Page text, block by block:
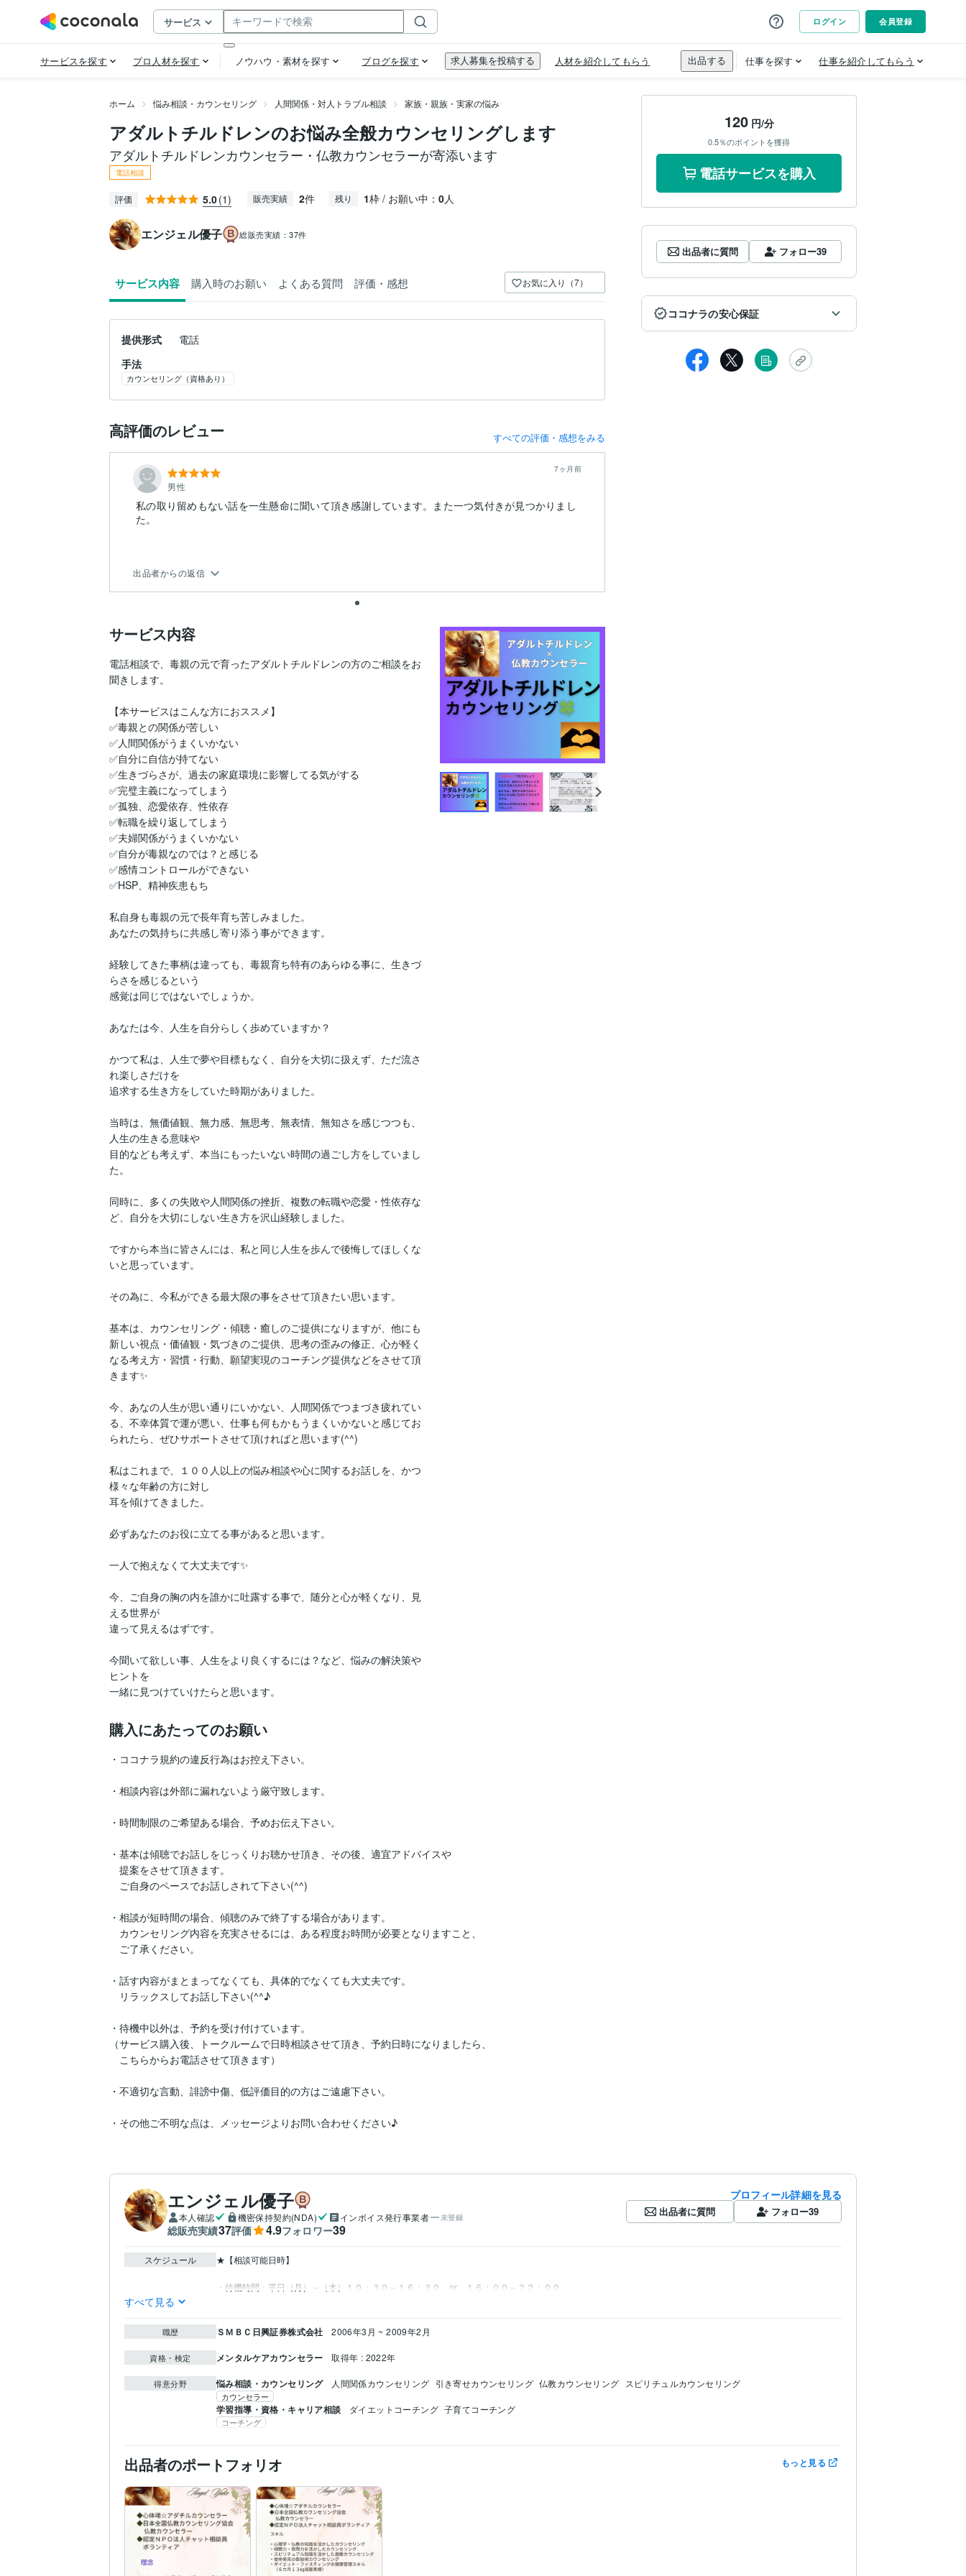
ホーム 悩み相談・カウンセリング 人間関係・対人トラブル相談 家族・親族・実家の悩み
アダルトチルドレンのお悩み全般カウンセリングします
アダルトチルドレンカウンセラー・仏教カウンセラーが寄添います
電話相談
評価 5.0(1) 販売実績 2件 残り 1枠 / お願い中： 0人
エンジェル優子 総販売実績：37件
サービス内容 購入時のお願い よくある質問 評価・感想 お気に入り（7）
提供形式
電話
手法
カウンセリング（資格あり）
高評価のレビュー すべての評価・感想をみる
男性
7ヶ月前
私の取り留めもない話を一生懸命に聞いて頂き感謝しています。また一つ気付きが見つかりまし
た。
出品者からの返信
サービス内容
電話相談で、毒親の元で育ったアダルトチルドレンの方のご相談をお
聞きします。
【本サービスはこんな方におススメ】
✅毒親との関係が苦しい
✅人間関係がうまくいかない
✅自分に自信が持てない
✅生きづらさが、過去の家庭環境に影響してる気がする
✅完璧主義になってしまう
✅孤独、恋愛依存、性依存
✅転職を繰り返してしまう
✅夫婦関係がうまくいかない
✅自分が毒親なのでは？と感じる
✅感情コントロールができない
✅HSP、精神疾患もち
私自身も毒親の元で長年育ち苦しみました。
あなたの気持ちに共感し寄り添う事ができます。
経験してきた事柄は違っても、毒親育ち特有のあらゆる事に、生きづ
らさを感じるという
感覚は同じではないでしょうか。
あなたは今、人生を自分らしく歩めていますか？
かつて私は、人生で夢や目標もなく、自分を大切に扱えず、ただ流さ
れ楽しさだけを
追求する生き方をしていた時期がありました。
当時は、無価値観、無力感、無思考、無表情、無知さを感じつつも、
人生の生きる意味や
目的なども考えず、本当にもったいない時間の過ごし方をしていまし
た。
同時に、多くの失敗や人間関係の挫折、複数の転職や恋愛・性依存な
ど、自分を大切にしない生き方を沢山経験しました。
ですから本当に皆さんには、私と同じ人生を歩んで後悔してほしくな
いと思っています。
その為に、今私ができる最大限の事をさせて頂きたい思います。
基本は、カウンセリング・傾聴・癒しのご提供になりますが、他にも
新しい視点・価値観・気づきのご提供、思考の歪みの修正、心が軽く
なる考え方・習慣・行動、願望実現のコーチング提供などをさせて頂
きます✨
今、あなの人生が思い通りにいかない、人間関係でつまづき疲れてい
る、不幸体質で運が悪い、仕事も何もかもうまくいかないと感じてお
られたら、ぜひサポートさせて頂ければと思います(^^)
私はこれまで、１００人以上の悩み相談や心に関するお話しを、かつ
様々な年齢の方に対し
耳を傾けてきました。
必ずあなたのお役に立てる事があると思います。
一人で抱えなくて大丈夫です✨
今、ご自身の胸の内を誰かに吐露する事で、随分と心が軽くなり、見
える世界が
違って見えるはずです。
今聞いて欲しい事、人生をより良くするには？など、悩みの解決策や
ヒントを
一緒に見つけていけたらと思います。
購入にあたってのお願い
・ココナラ規約の違反行為はお控え下さい。
・相談内容は外部に漏れないよう厳守致します。
・時間制限のご希望ある場合、予めお伝え下さい。
・基本は傾聴でお話しをじっくりお聴かせ頂き、その後、適宜アドバイスや
提案をさせて頂きます。
ご自身のペースでお話しされて下さい(^^)
・相談が短時間の場合、傾聴のみで終了する場合があります。
カウンセリング内容を充実させるには、ある程度お時間が必要となりますこと、
ご了承ください。
・話す内容がまとまってなくても、具体的でなくても大丈夫です。
リラックスしてお話し下さい(^^♪
・待機中以外は、予約を受け付けています。
（サービス購入後、トークルームで日時相談させて頂き、予約日時になりましたら、
こちらからお電話させて頂きます）
・不適切な言動、誹謗中傷、低評価目的の方はご遠慮下さい。
・その他ご不明な点は、メッセージよりお問い合わせください♪
120円/分
0.5％のポイントを獲得
電話サービスを購入
出品者に質問 フォロー39
ココナラの安心保証
エンジェル優子
本人確認 機密保持契約(NDA) インボイス発行事業者 未登録
総販売実績37評価 4.9フォロワー39
プロフィール詳細を見る
出品者に質問 フォロー39
スケジュール ★【相談可能日時】
すべて見る
職歴 ＳＭＢＣ日興証券株式会社 2006年3月 ~ 2009年2月
資格・検定 メンタルケアカウンセラー 取得年 : 2022年
得意分野 悩み相談・カウンセリング 人間関係カウンセリング 引き寄せカウンセリング 仏教カウンセリング スピリチュルカウンセリング
カウンセラー
学習指導・資格・キャリア相談 ダイエットコーチング 子育てコーチング
コーチング
出品者のポートフォリオ もっと見る